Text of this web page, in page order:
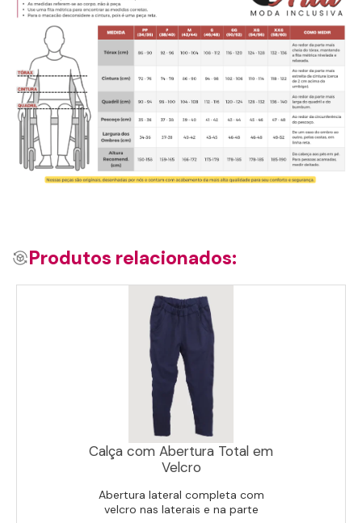
Produtos relacionados:
Calça com Abertura Total em
Velcro
Abertura lateral completa com
velcro nas laterais e na parte